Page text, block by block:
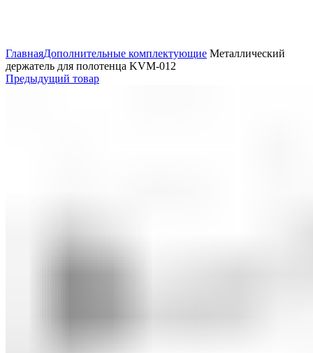
ГлавнаяДополнительные комплектующие Металлический
держатель для полотенца KVM-012
Предыдущий товар